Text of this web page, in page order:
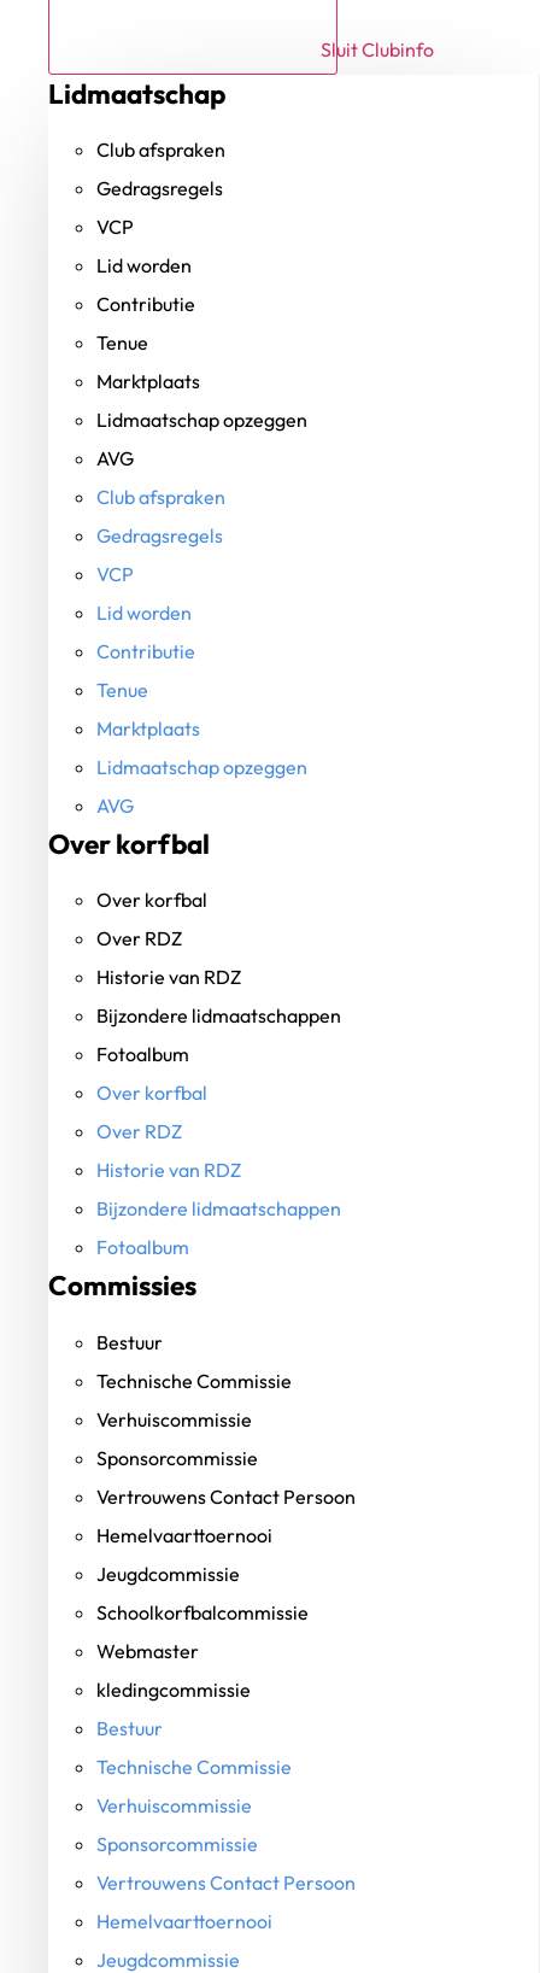
Sluit Clubinfo
Lidmaatschap
Club afspraken
Gedragsregels
VCP
Lid worden
Contributie
Tenue
Marktplaats
Lidmaatschap opzeggen
AVG
Club afspraken
Gedragsregels
VCP
Lid worden
Contributie
Tenue
Marktplaats
Lidmaatschap opzeggen
AVG
Over korfbal
Over korfbal
Over RDZ
Historie van RDZ
Bijzondere lidmaatschappen
Fotoalbum
Over korfbal
Over RDZ
Historie van RDZ
Bijzondere lidmaatschappen
Fotoalbum
Commissies
Bestuur
Technische Commissie
Verhuiscommissie
Sponsorcommissie
Vertrouwens Contact Persoon
Hemelvaarttoernooi
Jeugdcommissie
Schoolkorfbalcommissie
Webmaster
kledingcommissie
Bestuur
Technische Commissie
Verhuiscommissie
Sponsorcommissie
Vertrouwens Contact Persoon
Hemelvaarttoernooi
Jeugdcommissie